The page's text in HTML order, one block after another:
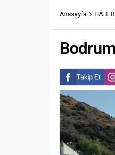
Anasayfa HABER
Takip Et